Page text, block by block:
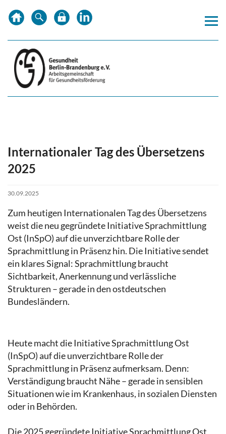
Inhalt
Hauptnavigation
Internationaler Tag des Übersetzens
2025
30.09.2025
Zum heutigen Internationalen Tag des Übersetzens
weist die neu gegründete Initiative Sprachmittlung
Ost (InSpO) auf die unverzichtbare Rolle der
Sprachmittlung in Präsenz hin. Die Initiative sendet
ein klares Signal: Sprachmittlung braucht
Sichtbarkeit, Anerkennung und verlässliche
Strukturen – gerade in den ostdeutschen
Bundesländern.
Heute macht die Initiative Sprachmittlung Ost
(InSpO) auf die unverzichtbare Rolle der
Sprachmittlung in Präsenz aufmerksam. Denn:
Verständigung braucht Nähe – gerade in sensiblen
Situationen wie im Krankenhaus, in sozialen Diensten
oder in Behörden.
Die 2025 gegründete Initiative Sprachmittlung Ost